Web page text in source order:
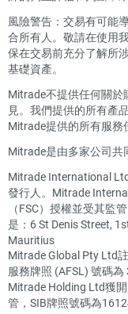
風險警告：交易有可能
合所有人。敬請在使用
保在交易前充分了解所
基礎資產。
Mitrade不提供任何關
見。我們提供的所有產
Mitrade提供的所有服務
Mitrade是由多家公司共
Mitrade International
發行人。Mitrade
（FSC）授權並受其監
是：6 St Denis Street,
Mauritius
Mitrade Global Pty Ltd
服務牌照 (AFSL) 號碼為
Mitrade Holding Ltd獲
管，SIB牌照號碼為